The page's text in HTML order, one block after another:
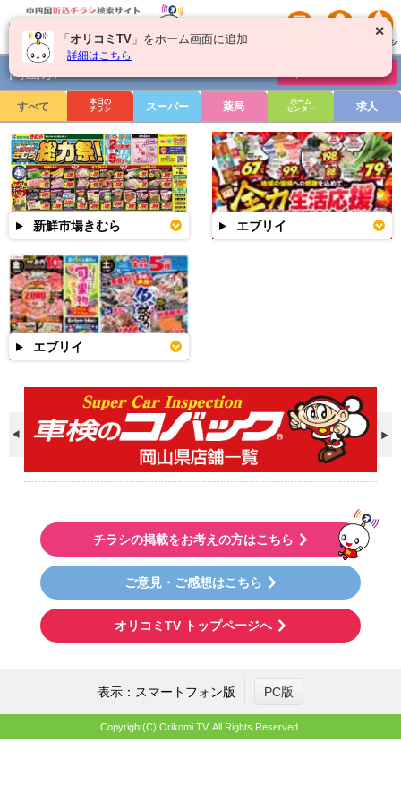
岡山県
すべて
本日の
チラシ
スーパー 薬局
ホーム
センター
求人
新鮮市場きむら エブリイ
エブリイ
チラシの掲載をお考えの方はこちら
ご意見・ご感想はこちら
オリコミTV トップページへ
表示：スマートフォン版 PC版
Copyright(C) Orikomi TV. All Rights Reserved.
✕
「 オリコミTV 」をホーム画面に追加
詳細はこちら